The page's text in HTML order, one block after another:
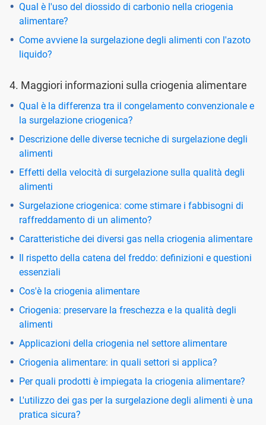
Qual è l'uso del diossido di carbonio nella criogenia
alimentare?
Come avviene la surgelazione degli alimenti con l'azoto
liquido?
4. Maggiori informazioni sulla criogenia alimentare
Qual è la differenza tra il congelamento convenzionale e
la surgelazione criogenica?
Descrizione delle diverse tecniche di surgelazione degli
alimenti
Effetti della velocità di surgelazione sulla qualità degli
alimenti
Surgelazione criogenica: come stimare i fabbisogni di
raffreddamento di un alimento?
Caratteristiche dei diversi gas nella criogenia alimentare
Il rispetto della catena del freddo: definizioni e questioni
essenziali
Cos'è la criogenia alimentare
Criogenia: preservare la freschezza e la qualità degli
alimenti
Applicazioni della criogenia nel settore alimentare
Criogenia alimentare: in quali settori si applica?
Per quali prodotti è impiegata la criogenia alimentare?
L'utilizzo dei gas per la surgelazione degli alimenti è una
pratica sicura?